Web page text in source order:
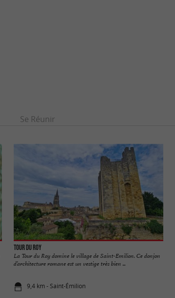
Se Réunir
Tour du Roy
La Tour du Roy domine le village de Saint-Emilion. Ce donjon
d’architecture romane est un vestige très bien ...
9,4 km - Saint-Émilion